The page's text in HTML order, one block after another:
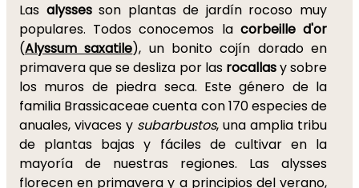
Las alyssesson plantas de jardín rocoso muy
populares. Todos conocemos la corbeille d'or
(Alyssum saxatile), un bonito cojín dorado en
primavera que se desliza por las rocallasy sobre
los muros de piedra seca. Este género de la
familia Brassicaceae cuenta con 170 especies de
anuales, vivaces y subarbustos, una amplia tribu
de plantas bajas y fáciles de cultivar en la
mayoría de nuestras regiones. Las alysses
florecen en primavera y a principios del verano,